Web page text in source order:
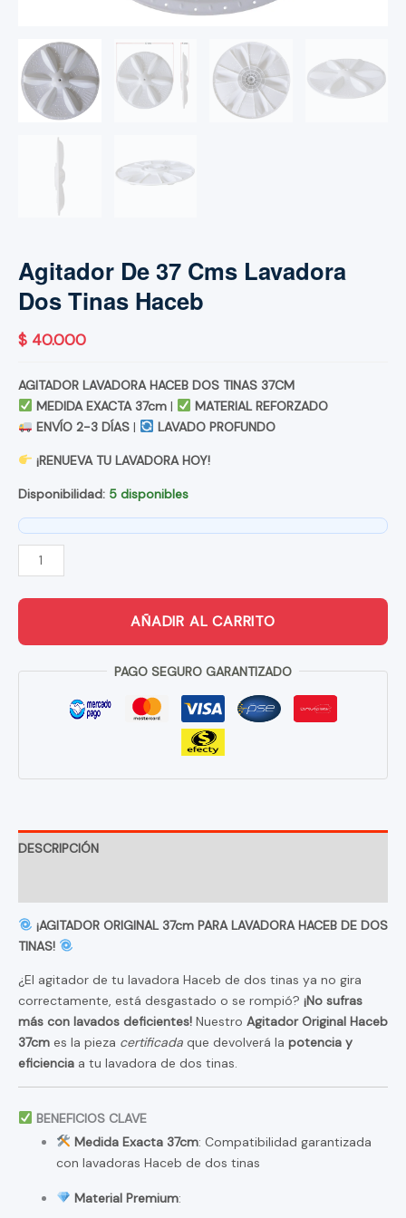
Agitador De 37 Cms Lavadora
Dos Tinas Haceb
$ 40.000
AGITADOR LAVADORA HACEB DOS TINAS 37CM
MEDIDA EXACTA 37cm|
MATERIAL REFORZADO
ENVÍO 2-3 DÍAS| LAVADO PROFUNDO
¡RENUEVA TU LAVADORA HOY!
Disponibilidad: 5 disponibles
AGITADOR
DE
37
LAVADORA
DOS
AÑADIR AL CARRITO
PAGO SEGURO GARANTIZADO
DESCRIPCIÓN
¡AGITADOR ORIGINAL 37cm PARA LAVADORA HACEB DE DOS
TINAS!
¿El agitador de tu lavadora Haceb de dos tinas ya no gira
correctamente, está desgastado o se rompió? ¡No sufras
más con lavados deficientes! Nuestro Agitador Original Haceb
37cm es la pieza certificada que devolverá la potencia y
eficiencia a tu lavadora de dos tinas.
BENEFICIOS CLAVE
Medida Exacta 37cm: Compatibilidad garantizada
con lavadoras Haceb de dos tinas
Material Premium: